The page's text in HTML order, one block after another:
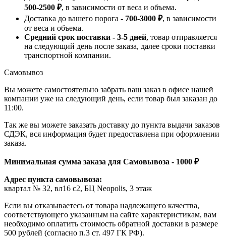
500-2500 ₽, в зависимости от веса и объема.
Доставка до вашего порога - 700-3000 ₽, в зависимости
от веса и объема.
Средний срок поставки - 3-5 дней, товар отправляется
на следующий день после заказа, далее сроки поставки
транспортной компании.
Самовывоз
Вы можете самостоятельно забрать ваш заказ в офисе нашей
компании уже на следующий день, если товар был заказан до
11:00.
Так же вы можете заказать доставку до пункта выдачи заказов
СДЭК, вся информация будет предоставлена при оформлении
заказа.
Минимальная сумма заказа для Самовывоза - 1000 ₽
Адрес пункта самовывоза:
квартал № 32, вл16 с2, БЦ Neopolis, 3 этаж
Если вы отказываетесь от товара надлежащего качества,
соответствующего указанным на сайте характеристикам, вам
необходимо оплатить стоимость обратной доставки в размере
500 рублей (согласно п.3 ст. 497 ГК РФ).